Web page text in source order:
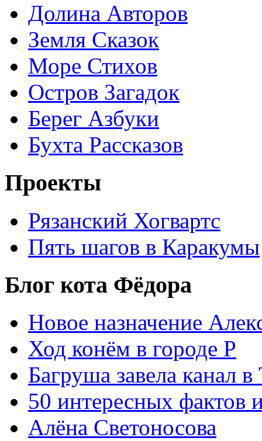
Долина Авторов
Земля Сказок
Море Стихов
Остров Загадок
Берег Азбуки
Бухта Рассказов
Проекты
Рязанский Хогвартс
Пять шагов в Каракумы
Блог кота Фёдора
Новое назначение
Ход конём в городе Р
Багруша завела канал в
50 интересных фактов
Алёна Светоносова